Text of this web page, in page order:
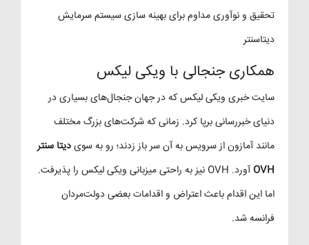
تحقیق و نوآوری مداوم برای بهینه سازی سیستم سرمایش
دیتاسنتر
همکاری جنجالی با ویکی لیکس
سایت خبری ویکی لیکس که در جهان جنجال‌های بسیاری در
دنیای خبررسانی برپا کرد. زمانی که شرکت‌های بزرگ مختلف
مانند آمازون از سرویس به آن سر باز زدند؛ رو به سویدیتا سنتر
OVH
آورد. OVH نیز به راحتی میزبانی ویکی لیکس را پذیرفت.
اما این اقدام باعث اعتراض و اقدامات بعضی دولت‌مردان
فرانسه شد.